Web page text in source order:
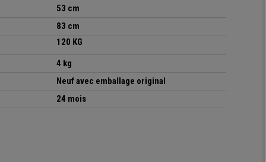
53 cm
83 cm
120 KG
4 kg
Neuf avec emballage original
24 mois